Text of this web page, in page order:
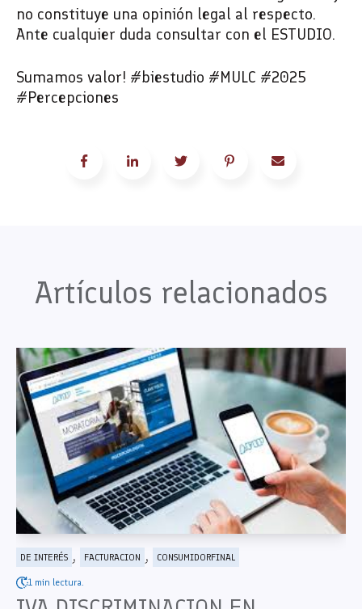
no constituye una opinión legal al respecto.
Ante cualquier duda consultar con el ESTUDIO.
Sumamos valor! #biestudio #MULC #2025
#Percepciones
Artículos relacionados
DE INTERÉS , FACTURACION , CONSUMIDORFINAL
1 min lectura.